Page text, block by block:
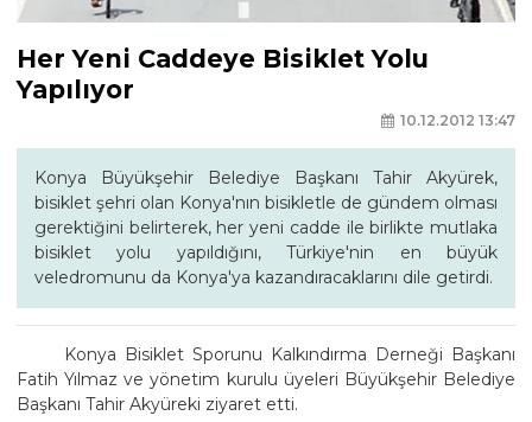
Her Yeni Caddeye Bisiklet Yolu
Yapılıyor
10.12.2012 13:47
Konya Büyükşehir Belediye Başkanı Tahir Akyürek,
bisiklet şehri olan Konya'nın bisikletle de gündem olması
gerektiğini belirterek, her yeni cadde ile birlikte mutlaka
bisiklet yolu yapıldığını, Türkiye'nin en büyük
veledromunu da Konya'ya kazandıracaklarını dile getirdi.
Konya Bisiklet Sporunu Kalkındırma Derneği Başkanı
Fatih Yılmaz ve yönetim kurulu üyeleri Büyükşehir Belediye
Başkanı Tahir Akyüreki ziyaret etti.